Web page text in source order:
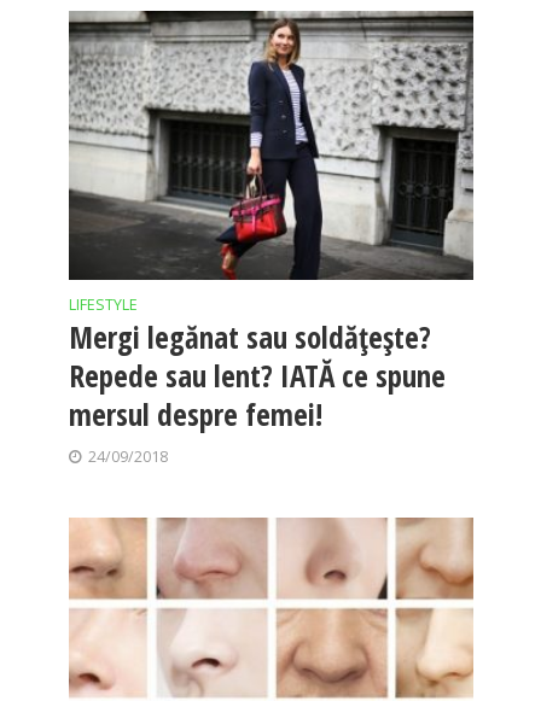
LIFESTYLE
Mergi legănat sau soldățește?
Repede sau lent? IATĂ ce spune
mersul despre femei!
24/09/2018